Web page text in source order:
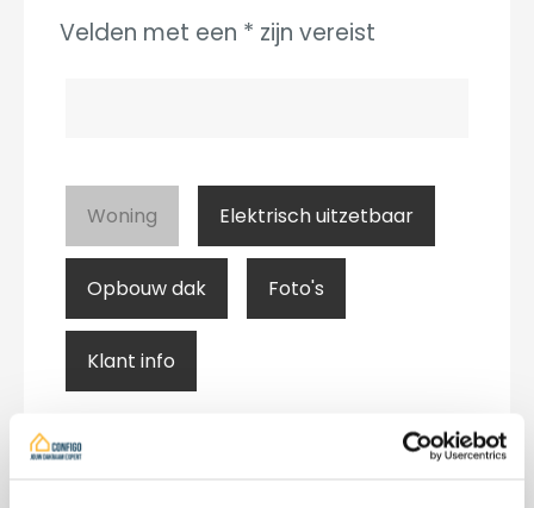
Velden met een * zijn vereist
Woning Elektrisch uitzetbaar
Opbouw dak Foto's
Klant info
Soort klant